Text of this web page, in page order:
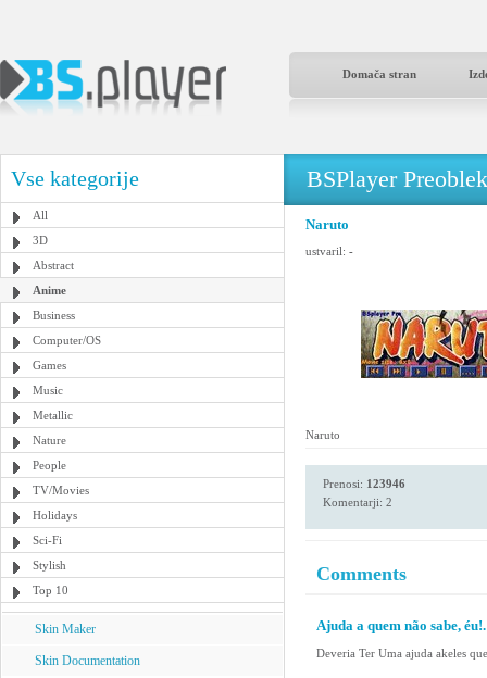
Domača stran
Vse kategorije
All
3D
Abstract
Anime
Business
Computer/OS
Games
Music
Metallic
Nature
People
TV/Movies
Holidays
Sci-Fi
Stylish
Top 10
Skin Maker
Skin Documentation
BSPlayer
Naruto
ustvaril: -
Naruto
Prenosi: 123946
Komentarji: 2
Comments
Ajuda a quem não sabe, éu!.
Deveria Ter Uma ajuda akeles